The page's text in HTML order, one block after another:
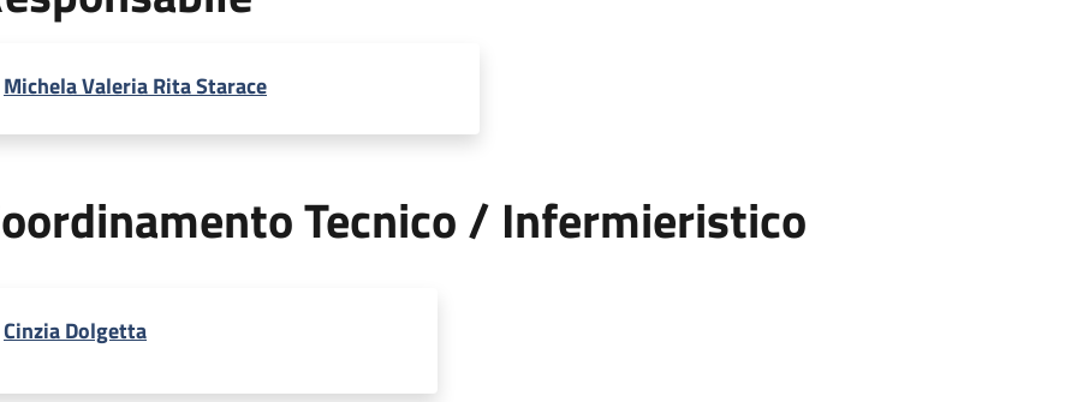
Michela Valeria Rita Starace
Tecnico / Infermieristico
Cinzia Dolgetta